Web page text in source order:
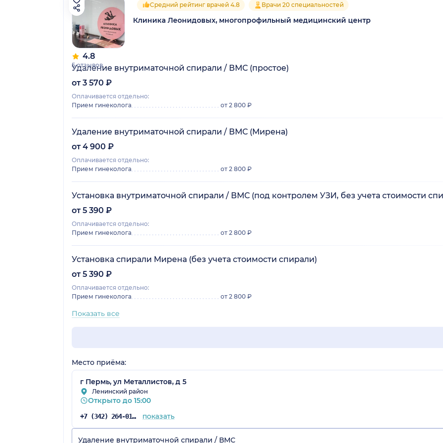
4.8
5 отзывов
Средний рейтинг врачей 4.8 Врачи 20 специальностей
Клиника Леонидовых, многопрофильный медицинский центр
Удаление внутриматочной спирали / ВМС (простое)
от 3 570 ₽
Оплачивается отдельно:
Прием гинеколога
от 2 800 ₽
Удаление внутриматочной спирали / ВМС (Мирена)
от 4 900 ₽
Оплачивается отдельно:
Прием гинеколога
от 2 800 ₽
Установка внутриматочной спирали / ВМС (под контролем УЗИ, без учета стоимости
от 5 390 ₽
Оплачивается отдельно:
Прием гинеколога
от 2 800 ₽
Установка спирали Мирена (без учета стоимости спирали)
от 5 390 ₽
Оплачивается отдельно:
Прием гинеколога
от 2 800 ₽
Показать все
Место приёма:
г Пермь, ул Металлистов, д 5
Ленинский район
Открыто до 15:00
+7 (342) 264-01-53 показать
Удаление внутриматочной спирали / ВМС